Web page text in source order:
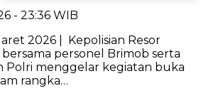
- 23:36 WIB
2026 | Kepolisian Resor
bersama personel Brimob serta
Polri menggelar kegiatan buka
rangka…